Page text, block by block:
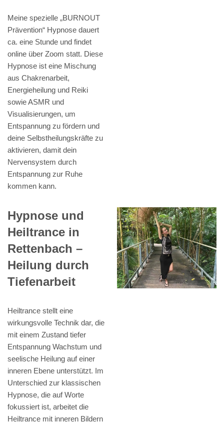
Meine spezielle „BURNOUT
Prävention“ Hypnose dauert
ca. eine Stunde und findet
online über Zoom statt. Diese
Hypnose ist eine Mischung
aus Chakrenarbeit,
Energieheilung und Reiki
sowie ASMR und
Visualisierungen, um
Entspannung zu fördern und
deine Selbstheilungskräfte zu
aktivieren, damit dein
Nervensystem durch
Entspannung zur Ruhe
kommen kann.
Hypnose und
Heiltrance in
Rettenbach –
Heilung durch
Tiefenarbeit
Heiltrance stellt eine
wirkungsvolle Technik dar, die
mit einem Zustand tiefer
Entspannung Wachstum und
seelische Heilung auf einer
inneren Ebene unterstützt. Im
Unterschied zur klassischen
Hypnose, die auf Worte
fokussiert ist, arbeitet die
Heiltrance mit inneren Bildern